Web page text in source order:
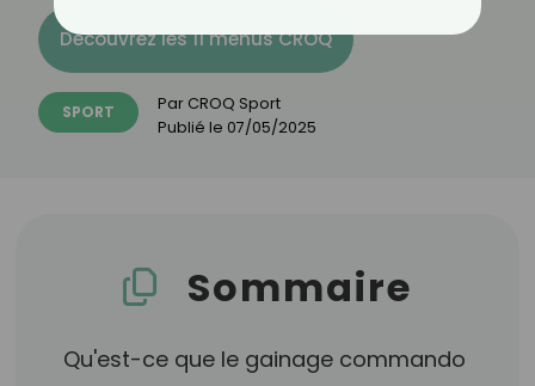
Découvrez les 11 menus CROQ
SPORT Par CROQ Sport
Publié le 07/05/2025
Sommaire
Qu'est-ce que le gainage commando